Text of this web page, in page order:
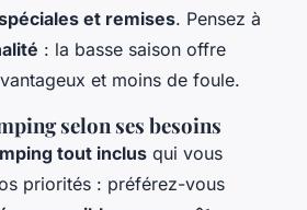
et remises. Pensez à
: la basse saison offre
et moins de foule.
selon ses besoins
tout inclus qui vous
priorités : préférez-vous